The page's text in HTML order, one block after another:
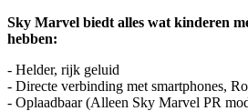
Sky Marvel biedt alles wat kinderen
hebben:
- Helder, rijk geluid
- Directe verbinding met smartphones,
- Oplaadbaar (Alleen Sky Marvel PR